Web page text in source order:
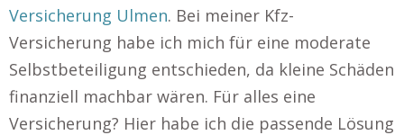
Versicherung Ulmen. Bei meiner Kfz-
Versicherung habe ich mich für eine moderate
Selbstbeteiligung entschieden, da kleine Schäden
finanziell machbar wären. Für alles eine
Versicherung? Hier habe ich die passende Lösung